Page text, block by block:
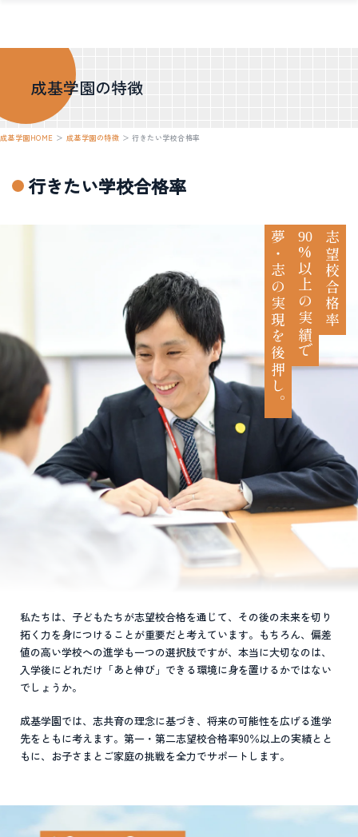
成基学園の特徴
成基学園HOME ＞ 成基学園の特徴 ＞行きたい学校合格率
行きたい学校合格率
志望校合格率
90
%以上の実績で
夢・志の実現を後押し。
私たちは、子どもたちが志望校合格を通じて、その後の未来を切り
拓く力を身につけることが重要だと考えています。もちろん、偏差
値の高い学校への進学も一つの選択肢ですが、本当に大切なのは、
入学後にどれだけ「あと伸び」できる環境に身を置けるかではない
でしょうか。
成基学園では、志共育の理念に基づき、将来の可能性を広げる進学
先をともに考えます。第一・第二志望校合格率90％以上の実績とと
もに、お子さまとご家庭の挑戦を全力でサポートします。